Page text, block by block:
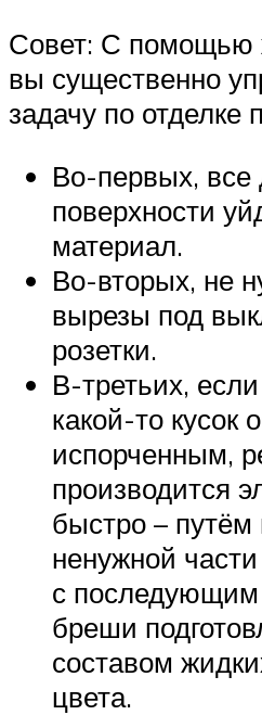
Совет: С помощью
вы существенно
задачу по отделке
Во-первых, все
поверхности
материал.
Во-вторых, не
вырезы под
розетки.
В-третьих,
какой-то кусок
испорченным,
производится
быстро –
ненужной
с последующим
бреши
составом
цвета.